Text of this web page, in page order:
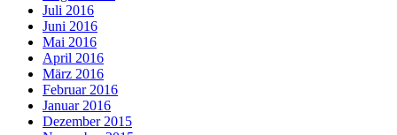
Juli 2016
Juni 2016
Mai 2016
April 2016
März 2016
Februar 2016
Januar 2016
Dezember 2015